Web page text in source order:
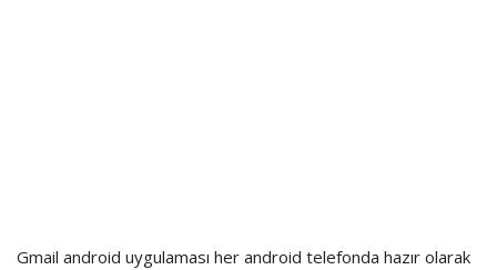
Gmail android uygulaması her android telefonda hazır olarak